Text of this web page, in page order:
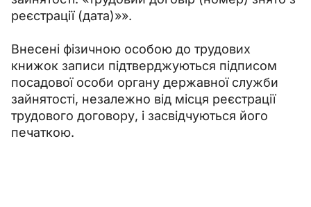
реєстрації (дата)»».
Внесені фізичною особою до трудових
книжок записи підтверджуються підписом
посадової особи органу державної служби
зайнятості, незалежно від місця реєстрації
трудового договору, і засвідчуються його
печаткою.